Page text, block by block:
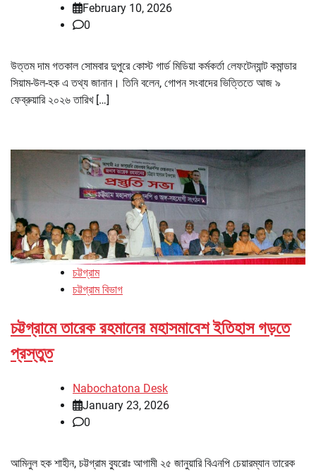
February 10, 2026
0
উত্তম দাম গতকাল সোমবার দুপুরে কোস্ট গার্ড মিডিয়া কর্মকর্তা লেফটেন্যান্ট কমান্ডার
সিয়াম-উল-হক এ তথ্য জানান। তিনি বলেন, গোপন সংবাদের ভিত্তিতে আজ ৯
ফেব্রুয়ারি ২০২৬ তারিখ […]
চট্টগ্রাম
চট্টগ্রাম বিভাগ
চট্টগ্রামে তারেক রহমানের মহাসমাবেশ ইতিহাস গড়তে
প্রস্তুত
Nabochatona Desk
January 23, 2026
0
আমিনুল হক শাহীন, চট্টগ্রাম ব্যুরোঃ আগামী ২৫ জানুয়ারি বিএনপি চেয়ারম্যান তারেক